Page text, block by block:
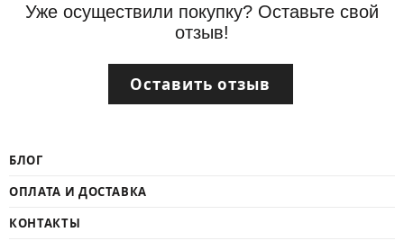
Уже осуществили покупку? Оставьте свой
отзыв!
Оставить отзыв
БЛОГ
ОПЛАТА И ДОСТАВКА
КОНТАКТЫ